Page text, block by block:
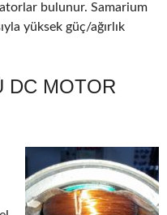
bulunur. Samarium
yüksek güç/ağırlık
DC MOTOR